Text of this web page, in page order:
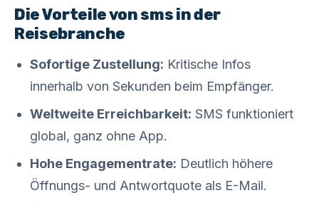
Die Vorteile von sms in der
Reisebranche
Sofortige Zustellung: Kritische Infos
innerhalb von Sekunden beim Empfänger.
Weltweite Erreichbarkeit: SMS funktioniert
global, ganz ohne App.
Hohe Engagementrate: Deutlich höhere
Öffnungs- und Antwortquote als E-Mail.